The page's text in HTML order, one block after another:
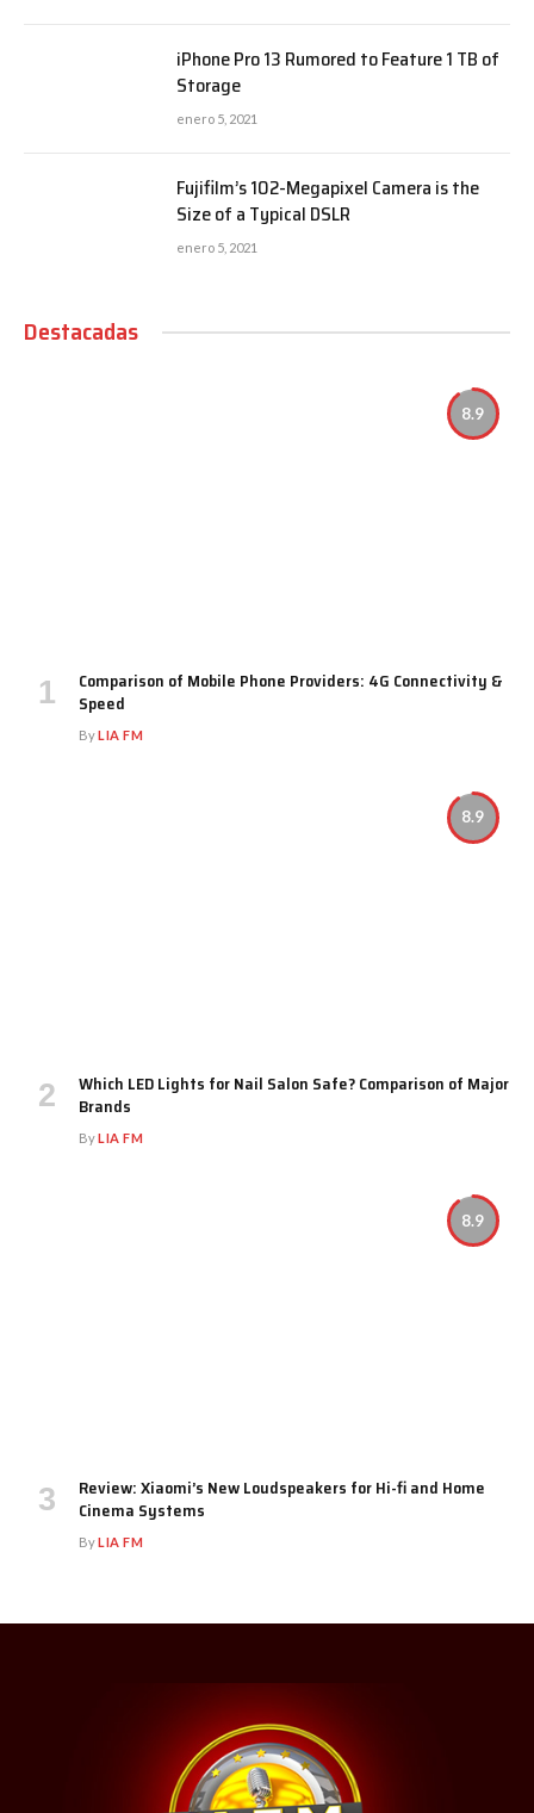
iPhone Pro 13 Rumored to Feature 1 TB of
Storage
enero 5, 2021
Fujifilm’s 102-Megapixel Camera is the
Size of a Typical DSLR
enero 5, 2021
Destacadas
8.9
Comparison of Mobile Phone Providers: 4G Connectivity &
Speed
ByLIA FM
8.9
Which LED Lights for Nail Salon Safe? Comparison of Major
Brands
ByLIA FM
8.9
Review: Xiaomi’s New Loudspeakers for Hi-fi and Home
Cinema Systems
ByLIA FM